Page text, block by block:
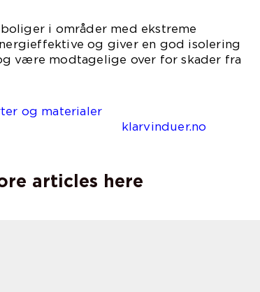
i områder med ekstreme
og giver en god isolering
være modtagelige over for skader fra
og materialer
articles here